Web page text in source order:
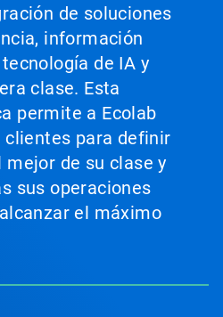
de soluciones
información
de IA y
clase. Esta
permite a Ecolab
clientes para definir
mejor de su clase y
sus operaciones
el máximo